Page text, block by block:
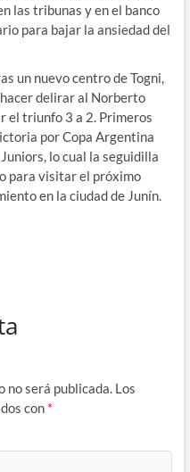
las tribunas y en el banco
para bajar la ansiedad del
un nuevo centro de Togni,
delirar al Norberto
el triunfo 3 a 2. Primeros
por Copa Argentina
lo cual la seguidilla
para visitar el próximo
en la ciudad de Junín.
será publicada. Los
con *